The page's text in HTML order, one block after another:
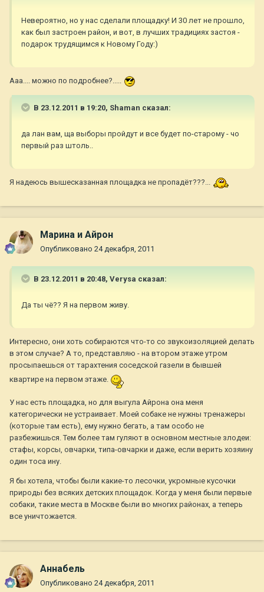
Невероятно, но у нас сделали площадку! И 30 лет не прошло,
как был застроен район, и вот, в лучших традициях застоя -
подарок трудящимся к Новому Году:)
Ааа.... можно по подробнее?.....
В 23.12.2011 в 19:20, Shaman сказал:
да лан вам, ща выборы пройдут и все будет по-старому - чо
первый раз штоль..
Я надеюсь вышесказанная площадка не пропадёт???...
Марина и Айрон
Опубликовано 24 декабря, 2011
В 23.12.2011 в 20:48, Verysa сказал:
Да ты чё?? Я на первом живу.
Интересно, они хоть собираются что-то со звукоизоляцией делать
в этом случае? А то, представляю - на втором этаже утром
просыпаешься от тарахтения соседской газели в бывшей
квартире на первом этаже.
У нас есть площадка, но для выгула Айрона она меня
категорически не устраивает. Моей собаке не нужны тренажеры
(которые там есть), ему нужно бегать, а там особо не
разбежишься. Тем более там гуляют в основном местные злодеи:
стафы, корсы, овчарки, типа-овчарки и даже, если верить хозяину
один тоса ину.
Я бы хотела, чтобы были какие-то лесочки, укромные кусочки
природы без всяких детских площадок. Когда у меня были первые
собаки, такие места в Москве были во многих районах, а теперь
все уничтожается.
Aннaбель
Опубликовано 24 декабря, 2011